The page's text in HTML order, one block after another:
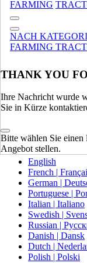
FARMING
NACH
FARMING
THANK YOU
Ihre Nachricht wurde
Sie in Kürze
Bitte wählen Sie einen
Angebot stellen.
CANADA
Europa
SPAIN |
GERMANY |
ITALY |
PORTUGAL |
English
French |
German |
Portuguese |
Italian | Italiano
Swedish |
Russian |
Danish | Dansk
Dutch |
Polish | Polski